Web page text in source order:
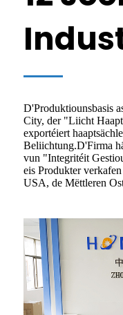
D'Produktiounsbasis
City, der "Liicht
exportéiert
Beliichtung.D'Firma
vun "Integritéit
eis Produkter
USA, de Mëttleren